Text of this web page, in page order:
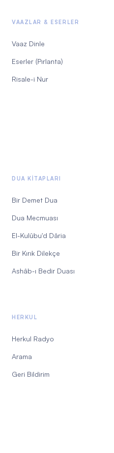
VAAZLAR & ESERLER
Vaaz Dinle
Eserler (Pırlanta)
Risale-i Nur
DUA KITAPLARI
Bir Demet Dua
Dua Mecmuası
El-Kulûbu'd Dâria
Bir Kırık Dilekçe
Ashâb-ı Bedir Duası
HERKUL
Herkul Radyo
Arama
Geri Bildirim